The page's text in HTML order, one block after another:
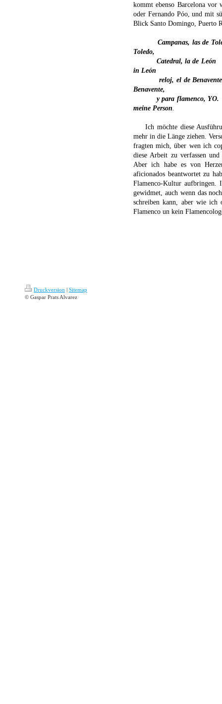
kommt ebenso Barcelona
oder Fernando Póo, und mit
Blick Santo Domingo, Puerto
Campanas, las de
Toledo,
Catedral, la de León
in León
reloj, el de Benavente
Benavente,
y para flamenco, YO.
meine Person.
Ich möchte diese
mehr in die Länge ziehen.
fragten mich, über wen ich
diese Arbeit zu verfassen
Aber ich habe es von
aficionados beantwortet zu
Flamenco-Kultur aufbringen.
gewidmet, auch wenn das
schreiben kann, aber wie ich
Flamenco un kein
Druckversion | Sitemap
© Gaspar Prats Alvarez